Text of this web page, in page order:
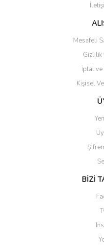
Bu ürüne benzer farklı
Mesafeli
Gizlilik
İptal ve
Kişisel
BİZİ